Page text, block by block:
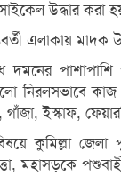
উদ্ধার করা
এলাকায় মাদক
দমনের পাশাপাশি
নিরলসভাবে
গাঁজা, ইস্কাফ,
কুমিল্লা জেলা
মহাসড়কে